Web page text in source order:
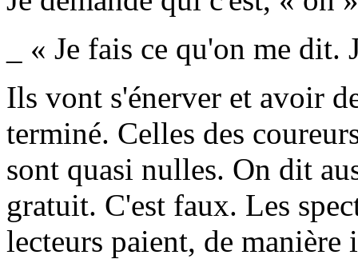
_ « Je fais ce qu'on me
Ils vont s'énerver et avoir
terminé. Celles des
sont quasi nulles. On dit
gratuit. C'est faux. Les
lecteurs paient, de